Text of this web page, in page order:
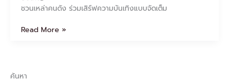
ชวนเหล่าคนดัง ร่วมเสิร์ฟความบันเทิงแบบจัดเต็ม
Read More »
ค้นหา